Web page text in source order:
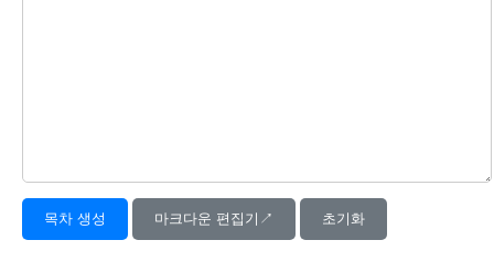
목차 생성 마크다운 편집기↗︎ 초기화